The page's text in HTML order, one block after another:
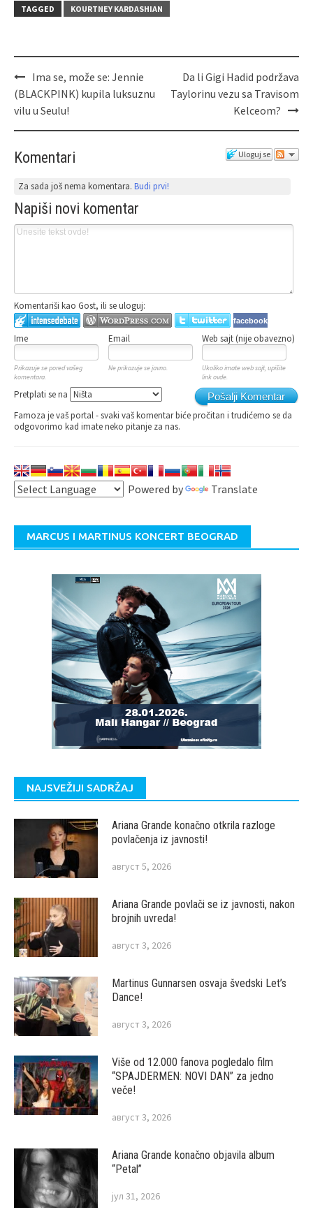
TAGGED KOURTNEY KARDASHIAN
Ima se, može se: Jennie
(BLACKPINK) kupila luksuznu
vilu u Seulu!
Da li Gigi Hadid podržava
Taylorinu vezu sa Travisom
Kelceom?
Uloguj se
Komentari
Za sada još nema komentara.Budi prvi!
Napiši novi komentar
Komentariši kao Gost, ili se uloguj:
facebook
Ime Email Web sajt (nije obavezno)
Prikazuje se pored vašeg
komentara.
Ne prikazuje se javno.
Ukoliko imate web sajt, upišite
link ovde.
Pošalji Komentar
Pretplati se na
Famoza je vaš portal - svaki vaš komentar biće pročitan i trudićemo se da
odgovorimo kad imate neko pitanje za nas.
Powered by Translate
MARCUS I MARTINUS KONCERT BEOGRAD
NAJSVEŽIJI SADRŽAJ
Ariana Grande konačno otkrila razloge
povlačenja iz javnosti!
август 5, 2026
Ariana Grande povlači se iz javnosti, nakon
brojnih uvreda!
август 3, 2026
Martinus Gunnarsen osvaja švedski Let’s
Dance!
август 3, 2026
Više od 12.000 fanova pogledalo film
“SPAJDERMEN: NOVI DAN” za jedno
veče!
август 3, 2026
Ariana Grande konačno objavila album
“Petal”
јул 31, 2026